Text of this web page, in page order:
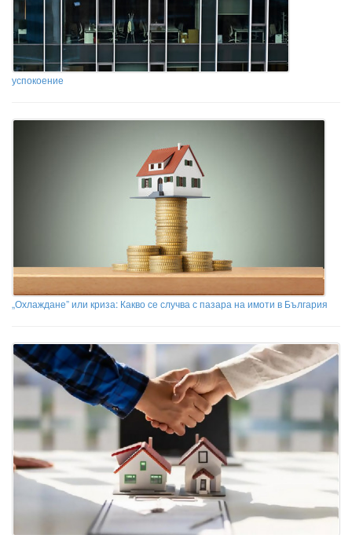
успокоение
„Охлаждане” или криза: Какво се случва с пазара на имоти в България